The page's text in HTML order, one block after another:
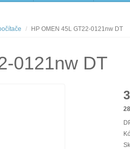
HP OMEN 45L GT22-0121nw DT
0121nw DT